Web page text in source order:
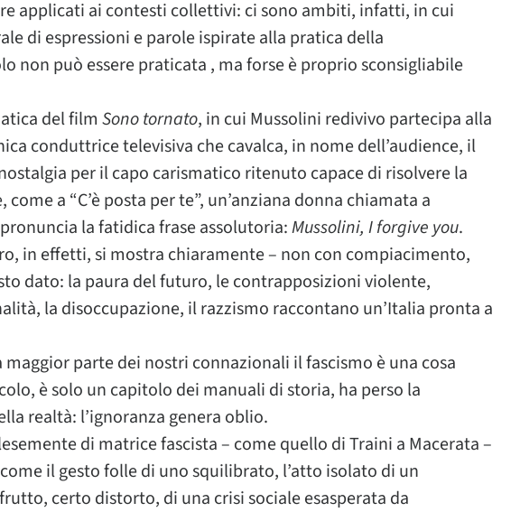
applicati ai contesti collettivi: ci sono ambiti, infatti, in cui
di espressioni e parole ispirate alla pratica della
non può essere praticata , ma forse è proprio sconsigliabile
del film Sono tornato, in cui Mussolini redivivo partecipa alla
conduttrice televisiva che cavalca, in nome dell’audience, il
per il capo carismatico ritenuto capace di risolvere la
a “C’è posta per te”, un’anziana donna chiamata a
la fatidica frase assolutoria:Mussolini, I forgive you.
in effetti, si mostra chiaramente – non con compiacimento,
dato: la paura del futuro, le contrapposizioni violente,
la disoccupazione, il razzismo raccontano un’Italia pronta a
parte dei nostri connazionali il fascismo è una cosa
è solo un capitolo dei manuali di storia, ha perso la
realtà: l’ignoranza genera oblio.
di matrice fascista – come quello di Traini a Macerata –
il gesto folle di uno squilibrato, l’atto isolato di un
certo distorto, di una crisi sociale esasperata da